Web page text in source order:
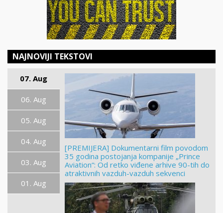
NAJNOVIJI TEKSTOVI
07. Aug
06. Aug
05. Aug
04. Aug
03. Aug
01. Aug
[PREMIJERA] Dokumentarni film povodom
35 godina postojanja kompanije „Prince
Aviation“: Od retko viđene arhive 90-tih do
atraktivnih vazduh-vazduh sekvenci